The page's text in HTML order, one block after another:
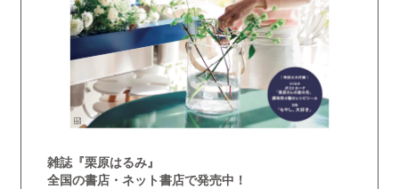
雑誌『栗原はるみ』
全国の書店・ネット書店で発売中！